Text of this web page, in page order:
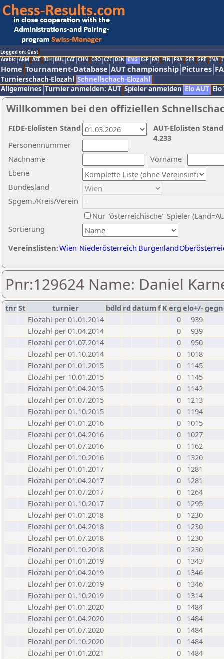
Logged on: Gast
Arabic ARM AZE BIH BUL CAT CHN CRO CZE DEN ENG ESP FAI FIN FRA GER GRE INA
Home Tournament-Database AUT championship Pictures
Turnierschach-Elozahl Schnellschach-Elozahl
Allgemeines Turnier anmelden: AUT Spieler anmelden Elo AUT
Willkommen bei den offiziellen
Nachname
Vorname
Ebene
Sortierung
Personennummer
Bundesland
Spgem./Kreis/Verein
Nur "österreichische" Spieler
Vereinslisten:Wien Niederösterreich Burgenland
AUT-Elolisten
4.233
FIDE-Elolisten Stand
Pnr:129624 Name: Daniel
tnrSt turnier bdld rd datumf Kerg elo+/-
Elozahl per 01.01.2014
0
939
Elozahl per 01.04.2014
0
939
Elozahl per 01.07.2014
0
950
Elozahl per 01.10.2014
0
1018
Elozahl per 01.01.2015
0
1145
Elozahl per 10.01.2015
0
1145
Elozahl per 01.04.2015
0
1142
Elozahl per 01.07.2015
0
1213
Elozahl per 01.10.2015
0
1194
Elozahl per 01.01.2016
0
1015
Elozahl per 01.04.2016
0
1027
Elozahl per 01.07.2016
0
1162
Elozahl per 01.10.2016
0
1320
Elozahl per 01.01.2017
0
1281
Elozahl per 01.04.2017
0
1281
Elozahl per 01.07.2017
0
1264
Elozahl per 01.10.2017
0
1295
Elozahl per 01.01.2018
0
1230
Elozahl per 01.04.2018
0
1230
Elozahl per 01.07.2018
0
1230
Elozahl per 01.10.2018
0
1230
Elozahl per 01.01.2019
0
1343
Elozahl per 01.04.2019
0
1346
Elozahl per 01.07.2019
0
1346
Elozahl per 01.10.2019
0
1314
Elozahl per 01.01.2020
0
1484
Elozahl per 01.04.2020
0
1484
Elozahl per 01.07.2020
0
1484
Elozahl per 01.10.2020
0
1484
Elozahl per 01.01.2021
0
1484